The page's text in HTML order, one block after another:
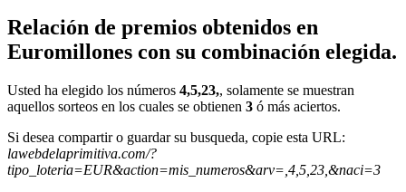
Relación de premios obtenidos en
Euromillones con su combinación elegida.
Usted ha elegido los números 4,5,23,, solamente se muestran
aquellos sorteos en los cuales se obtienen 3 ó más aciertos.
Si desea compartir o guardar su busqueda, copie esta URL:
lawebdelaprimitiva.com/?
tipo_loteria=EUR&action=mis_numeros&arv=,4,5,23,&naci=3